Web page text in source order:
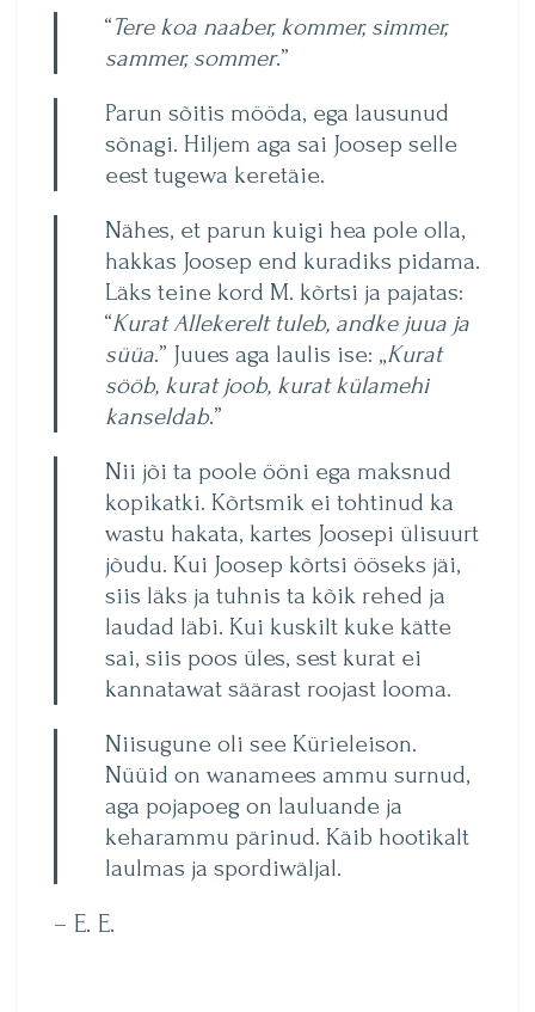
“Tere koa naaber, kommer, simmer,
sammer, sommer.”
Parun sõitis mööda, ega lausunud
sõnagi. Hiljem aga sai Joosep selle
eest tugewa keretäie.
Nähes, et parun kuigi hea pole olla,
hakkas Joosep end kuradiks pidama.
Läks teine kord M. kõrtsi ja pajatas:
“Kurat Allekerelt tuleb, andke juua ja
süüa.” Juues aga laulis ise: „Kurat
sööb, kurat joob, kurat külamehi
kanseldab.”
Nii jõi ta poole ööni ega maksnud
kopikatki. Kõrtsmik ei tohtinud ka
wastu hakata, kartes Joosepi ülisuurt
jõudu. Kui Joosep kõrtsi ööseks jäi,
siis läks ja tuhnis ta kõik rehed ja
laudad läbi. Kui kuskilt kuke kätte
sai, siis poos üles, sest kurat ei
kannatawat säärast roojast looma.
Niisugune oli see Kürieleison.
Nüüid on wanamees ammu surnud,
aga pojapoeg on lauluande ja
keharammu pärinud. Käib hootikalt
laulmas ja spordiwäljal.
– E. E.